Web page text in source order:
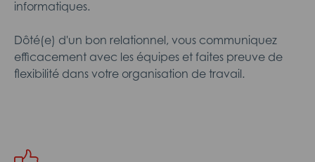
informatiques.
Dôté(e) d'un bon relationnel, vous communiquez
efficacement avec les équipes et faites preuve de
flexibilité dans votre organisation de travail.